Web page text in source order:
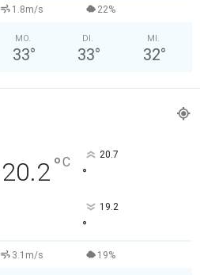
1.8m/s 22%
MO.
33°
DI.
33°
MI.
32°
20.2°C 20.7
°
19.2
°
3.1m/s 19%